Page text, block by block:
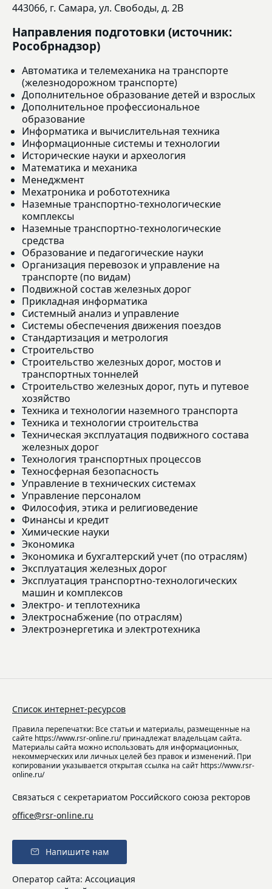
443066, г. Самара, ул. Свободы, д. 2В
Направления подготовки (источник:
Рособрнадзор)
Автоматика и телемеханика на транспорте
(железнодорожном транспорте)
Дополнительное образование детей и взрослых
Дополнительное профессиональное
образование
Информатика и вычислительная техника
Информационные системы и технологии
Исторические науки и археология
Математика и механика
Менеджмент
Мехатроника и робототехника
Наземные транспортно-технологические
комплексы
Наземные транспортно-технологические
средства
Образование и педагогические науки
Организация перевозок и управление на
транспорте (по видам)
Подвижной состав железных дорог
Прикладная информатика
Системный анализ и управление
Системы обеспечения движения поездов
Стандартизация и метрология
Строительство
Строительство железных дорог, мостов и
транспортных тоннелей
Строительство железных дорог, путь и путевое
хозяйство
Техника и технологии наземного транспорта
Техника и технологии строительства
Техническая эксплуатация подвижного состава
железных дорог
Технология транспортных процессов
Техносферная безопасность
Управление в технических системах
Управление персоналом
Философия, этика и религиоведение
Финансы и кредит
Химические науки
Экономика
Экономика и бухгалтерский учет (по отраслям)
Эксплуатация железных дорог
Эксплуатация транспортно-технологических
машин и комплексов
Электро- и теплотехника
Электроснабжение (по отраслям)
Электроэнергетика и электротехника
Список интернет-ресурсов
Правила перепечатки: Все статьи и материалы, размещенные на
сайте https://www.rsr-online.ru/ принадлежат владельцам сайта.
Материалы сайта можно использовать для информационных,
некоммерческих или личных целей без правок и изменений. При
копировании указывается открытая ссылка на сайт https://www.rsr-
online.ru/
Связаться с секретариатом Российского союза ректоров
office@rsr-online.ru
Напишите нам
Оператор сайта: Ассоциация